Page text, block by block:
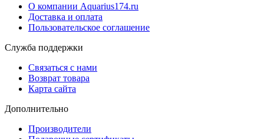
О компании Aquarius174.ru
Доставка и оплата
Пользовательское соглашение
Служба поддержки
Связаться с нами
Возврат товара
Карта сайта
Дополнительно
Производители